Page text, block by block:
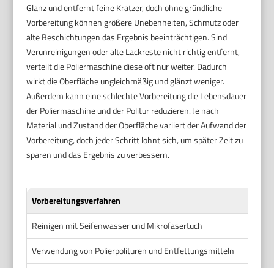
Glanz und entfernt feine Kratzer, doch ohne gründliche
Vorbereitung können größere Unebenheiten, Schmutz oder
alte Beschichtungen das Ergebnis beeinträchtigen. Sind
Verunreinigungen oder alte Lackreste nicht richtig entfernt,
verteilt die Poliermaschine diese oft nur weiter. Dadurch
wirkt die Oberfläche ungleichmäßig und glänzt weniger.
Außerdem kann eine schlechte Vorbereitung die Lebensdauer
der Poliermaschine und der Politur reduzieren. Je nach
Material und Zustand der Oberfläche variiert der Aufwand der
Vorbereitung, doch jeder Schritt lohnt sich, um später Zeit zu
sparen und das Ergebnis zu verbessern.
Vorbereitungsverfahren
Reinigen mit Seifenwasser und Mikrofasertuch
Verwendung von Polierpolituren und Entfettungsmitteln